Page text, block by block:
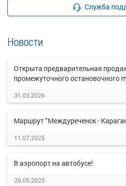
Служба
Новости
Открыта предварительная
промежуточного остановочного
31.03.2026
Маршрут "Междуреченск -
11.07.2025
В аэропорт на автобусе!
26.05.2025